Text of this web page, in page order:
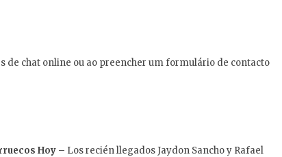
de chat online ou ao preencher um formulário de contacto
Hoy – Los recién llegados Jaydon Sancho y Rafael